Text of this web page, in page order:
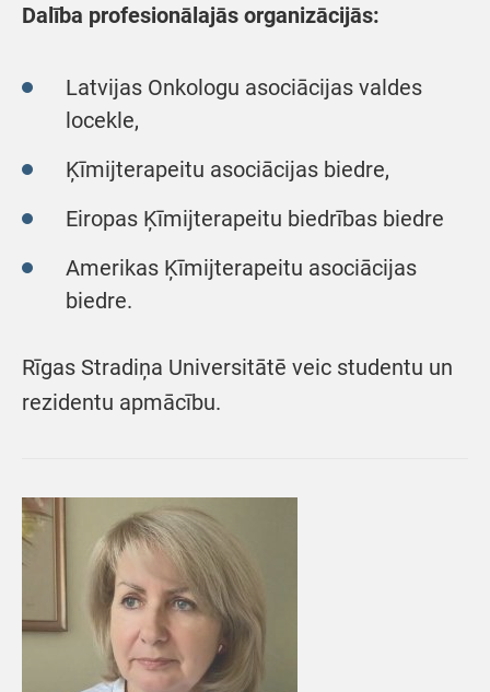
Dalība profesionālajās organizācijās:
Latvijas Onkologu asociācijas valdes
locekle,
Ķīmijterapeitu asociācijas biedre,
Eiropas Ķīmijterapeitu biedrības biedre
Amerikas Ķīmijterapeitu asociācijas
biedre.
Rīgas Stradiņa Universitātē veic studentu un
rezidentu apmācību.